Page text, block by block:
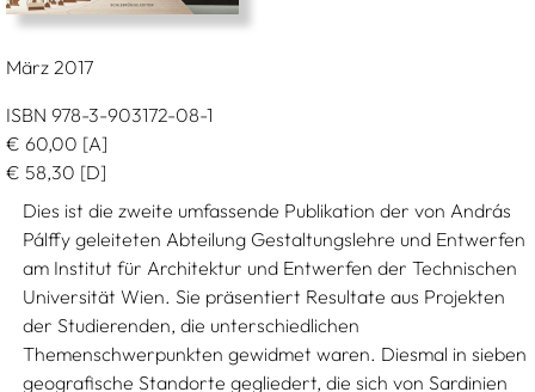
März 2017
ISBN 978-3-903172-08-1
€ 60,00 [A]
€ 58,30 [D]
Dies ist die zweite umfassende Publikation der von András
Pálffy geleiteten Abteilung Gestaltungslehre und Entwerfen
am Institut für Architektur und Entwerfen der Technischen
Universität Wien. Sie präsentiert Resultate aus Projekten
der Studierenden, die unterschiedlichen
Themenschwerpunkten gewidmet waren. Diesmal in sieben
geografische Standorte gegliedert, die sich von Sardinien